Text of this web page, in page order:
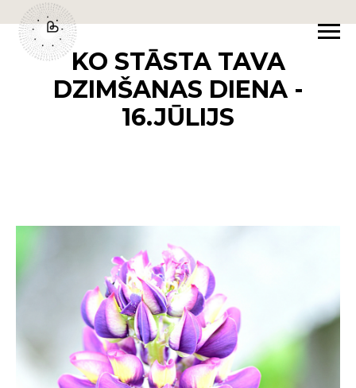
KO STĀSTA TAVA
DZIMŠANAS DIENA -
16.JŪLIJS